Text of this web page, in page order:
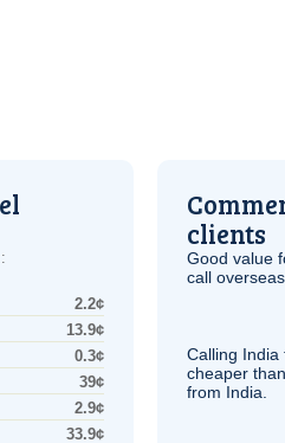
2.2¢
13.9¢
0.3¢
39¢
2.9¢
33.9¢
clients
Good value
call
Calling
cheaper
from India.